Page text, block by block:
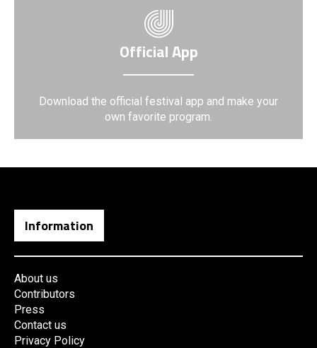
Official App
Download the official festival app and make your
own favorite program.
Information
About us
Contributors
Press
Contact us
Privacy Policy